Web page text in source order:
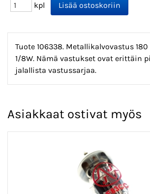
kpl
Tuote 106338. Metallikalvovastus 180
1/8W. Nämä vastukset ovat erittäin
jalallista vastussarjaa.
Asiakkaat ostivat myös